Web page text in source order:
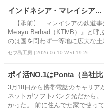
インドネシア・マレイシア...
【承前】 マレイシアの鉄道事
Melayu Berhad（KTMB）』と呼
のは国を問わず一等地に広大な土
セブ島工房 | 2026.06.10 Wed 19:26
ポイ活NO.1はPonta（当社
3月18日から携帯電話のキャリア
ネットがソフトバンク光だから
かった。 前に住んでた家で使っ